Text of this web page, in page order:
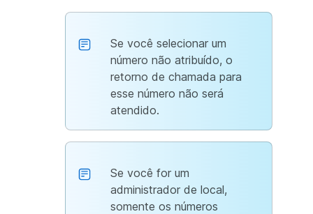
Se você selecionar um
número não atribuído, o
retorno de chamada para
esse número não será
atendido.
Se você for um
administrador de local,
somente os números